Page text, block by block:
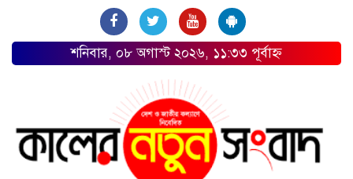
শনিবার, ০৮ অগাস্ট ২০২৬, ১১:৩৩ পূর্বাহ্ন